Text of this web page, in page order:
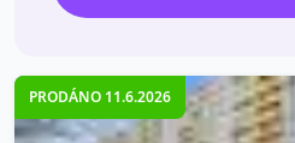
PRODÁNO 11.6.2026